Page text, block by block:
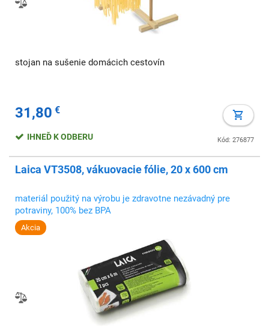
stojan na sušenie domácich cestovín
31,80 €
Kód: 276877
IHNEĎ K ODBERU
Laica VT3508, vákuovacie fólie, 20 x 600 cm
materiál použitý na výrobu je zdravotne nezávadný pre
potraviny, 100% bez BPA
Akcia